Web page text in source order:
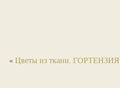
«Цветы из ткани.